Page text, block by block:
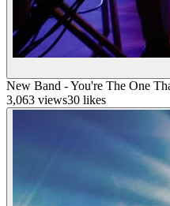
New Band - You're The One
3,063 views30 likes